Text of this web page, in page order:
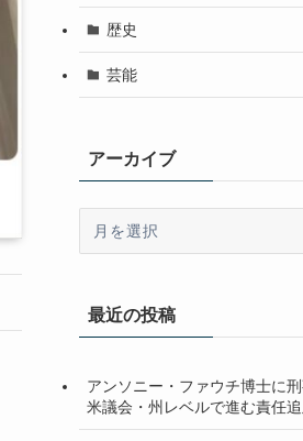
歴史
芸能
アーカイブ
ブ最近の投稿
アンソニー・ファウチ博士に刑
米議会・州レベルで進む責任